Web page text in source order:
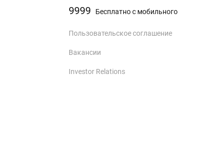
9999 Бесплатно с мобильного
Пользовательское соглашение
Вакансии
Investor Relations